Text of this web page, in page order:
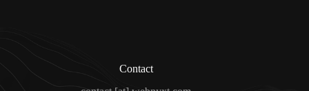
Contact